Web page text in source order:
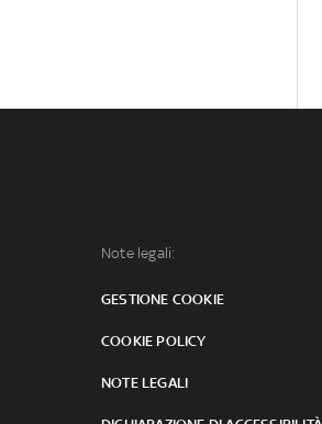
Note legali:
GESTIONE COOKIE
COOKIE POLICY
NOTE LEGALI